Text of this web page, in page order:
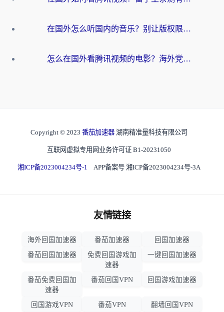
在国外怎么听国内的音乐？别让版权限制断了你的华语歌单
怎么在国外看腾讯视频的电影？海外党亲测有效的回国加速指南
Copyright © 2023 番茄加速器 湖南精准量科技有限公司
互联网虚拟专用网业务许可证 B1-20231050
湘ICP备2023004234号-1 APP备案号 湘ICP备2023004234号-3A
友情链接
海外回国加速器 番茄加速器
回国加速器
番茄回国加速器
免费回国游戏加
速器
一键回国加速器
番茄免费回国加
速器
番茄回国VPN 回国游戏加速器
回国游戏VPN 番茄VPN 翻墙回国VPN